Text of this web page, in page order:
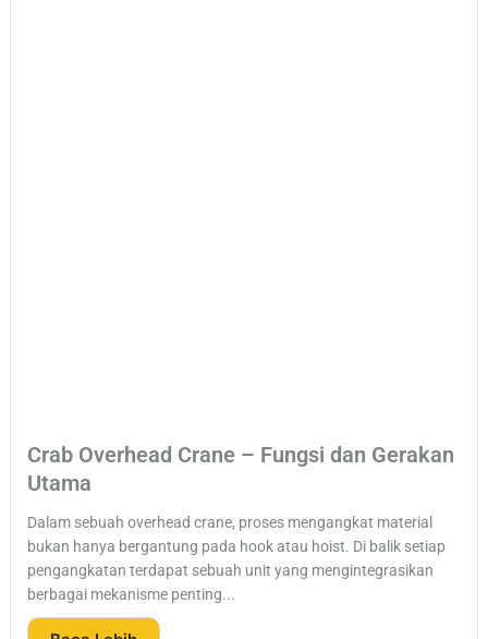
Crab Overhead Crane – Fungsi dan Gerakan
Utama
Dalam sebuah overhead crane, proses mengangkat material
bukan hanya bergantung pada hook atau hoist. Di balik setiap
pengangkatan terdapat sebuah unit yang mengintegrasikan
berbagai mekanisme penting...